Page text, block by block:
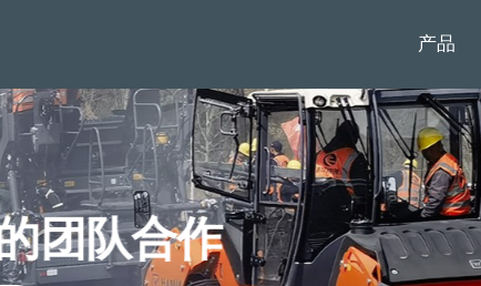
产品
团队合作